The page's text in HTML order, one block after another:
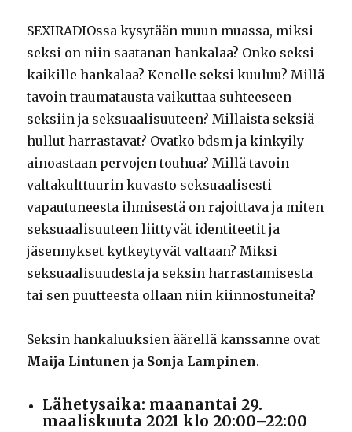
SEXIRADIOssa kysytään muun muassa, miksi
seksi on niin saatanan hankalaa? Onko seksi
kaikille hankalaa? Kenelle seksi kuuluu? Millä
tavoin traumatausta vaikuttaa suhteeseen
seksiin ja seksuaalisuuteen? Millaista seksiä
hullut harrastavat? Ovatko bdsm ja kinkyily
ainoastaan pervojen touhua? Millä tavoin
valtakulttuurin kuvasto seksuaalisesti
vapautuneesta ihmisestä on rajoittava ja miten
seksuaalisuuteen liittyvät identiteetit ja
jäsennykset kytkeytyvät valtaan? Miksi
seksuaalisuudesta ja seksin harrastamisesta
tai sen puutteesta ollaan niin kiinnostuneita?
Seksin hankaluuksien äärellä kanssanne ovat
Maija Lintunen ja Sonja Lampinen.
Lähetysaika: maanantai 29.
maaliskuuta 2021 klo 20:00–22:00